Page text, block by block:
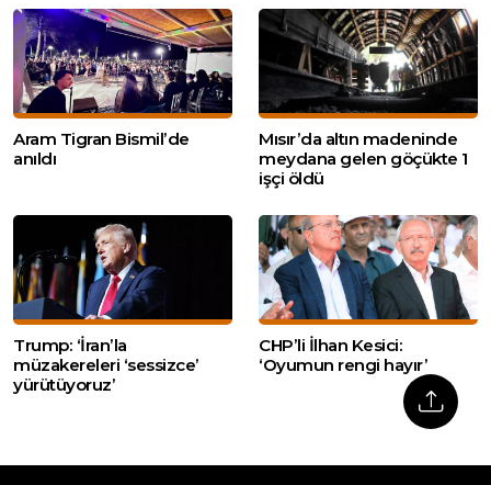
Aram Tigran Bismil’de
anıldı
Mısır’da altın madeninde
meydana gelen göçükte 1
işçi öldü
Trump: ‘İran’la
müzakereleri ‘sessizce’
yürütüyoruz’
CHP’li İlhan Kesici:
‘Oyumun rengi hayır’